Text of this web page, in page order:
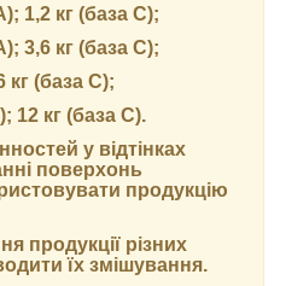
1,2 кг (база С);
3,6 кг (база C);
кг (база С);
12 кг (база С).
у відтінках
поверхонь
продукцію
продукції різних
їх змішування.